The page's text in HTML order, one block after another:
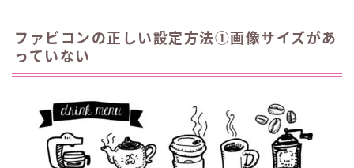
ファビコンの正しい設定方法①画像サイズがあ
っていない